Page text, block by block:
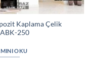
Kaplama Çelik
ABK-250
OKU